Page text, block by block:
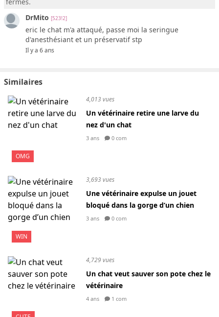
DrMito [523!2]
eric le chat m'a attaqué, passe moi la seringue
d'anesthésiant et un préservatif stp
Il y a 6 ans
Similaires
OMG
4,013 vues
Un vétérinaire retire une larve du
nez d'un chat
3 ans 0 com
WIN
3,693 vues
Une vétérinaire expulse un jouet
bloqué dans la gorge d’un chien
3 ans 0 com
4,729 vues
Un chat veut sauver son pote chez le
vétérinaire
4 ans 1 com